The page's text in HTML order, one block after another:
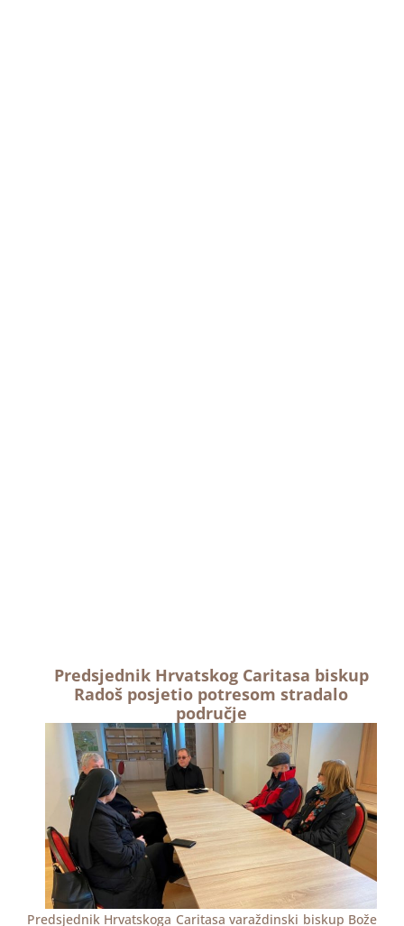
Predsjednik Hrvatskog Caritasa biskup
Radoš posjetio potresom stradalo
područje
Predsjednik Hrvatskoga Caritasa varaždinski biskup Bože